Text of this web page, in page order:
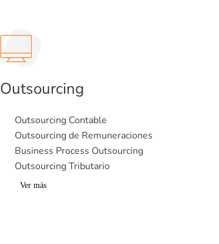
Outsourcing
Outsourcing Contable
Outsourcing de Remuneraciones
Business Process Outsourcing
Outsourcing Tributario
Ver más